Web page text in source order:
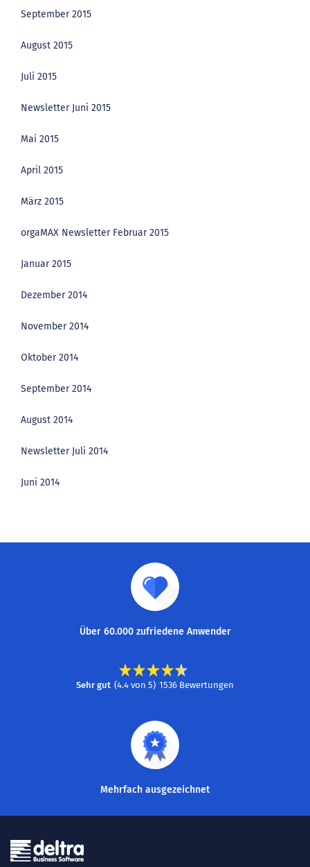
September 2015
August 2015
Juli 2015
Newsletter Juni 2015
Mai 2015
April 2015
März 2015
orgaMAX Newsletter Februar 2015
Januar 2015
Dezember 2014
November 2014
Oktober 2014
September 2014
August 2014
Newsletter Juli 2014
Juni 2014
Über 60.000 zufriedene Anwender
Sehr gut (4.4 von 5) 1536 Bewertungen
Mehrfach ausgezeichnet